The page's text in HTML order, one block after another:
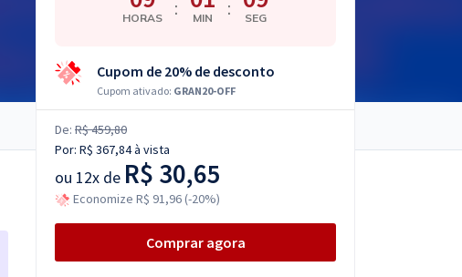
HORAS : MIN : SEG
Cupom de 20% de desconto
Cupom ativado: GRAN20-OFF
De: R$ 459,80
Por: R$ 367,84à vista
ou 12x de R$ 30,65
Economize R$ 91,96 (-20%)
Comprar agora